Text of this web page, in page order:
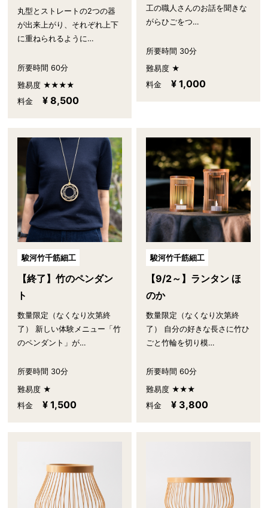
丸型とストレートの2つの器
が出来上がり、それぞれ上下
に重ねられるように…
所要時間 60分
難易度 ★★★★
料金
¥ 8,500
工の職人さんのお話を聞きな
がらひごをつ…
所要時間 30分
難易度 ★
料金
¥ 1,000
駿河竹千筋細工
【終了】竹のペンダン
ト
数量限定（なくなり次第終
了） 新しい体験メニュー「竹
のペンダント」が…
所要時間 30分
難易度 ★
料金
¥ 1,500
駿河竹千筋細工
【9/2～】ランタン ほ
のか
数量限定（なくなり次第終
了） 自分の好きな長さに竹ひ
ごと竹輪を切り模…
所要時間 60分
難易度 ★★★
料金
¥ 3,800